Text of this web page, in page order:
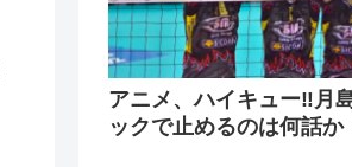
アニメ、ハイキュー‼月
ックで止めるのは何話か